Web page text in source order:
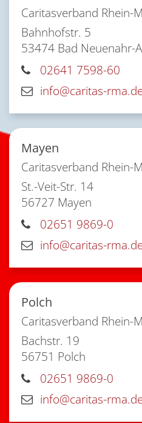
Caritasverband Rhein-
Bahnhofstr. 5
53474 Bad Neuenahr-
02641 7598-60
info@caritas-
Mayen
Caritasverband Rhein-
St.-Veit-Str. 14
56727 Mayen
02651 9869-0
info@caritas-
Polch
Caritasverband Rhein-
Bachstr. 19
56751 Polch
02651 9869-0
info@caritas-